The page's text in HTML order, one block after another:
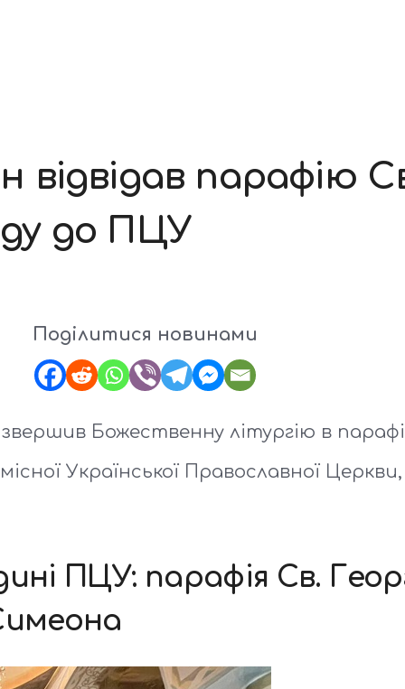
парафію
до ПЦУ
Поділитися новинами
Божественну літургію в парафії
Української Православної
ПЦУ: парафія Св.